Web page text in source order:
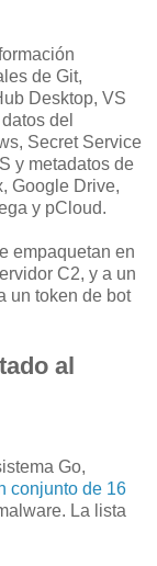
de Git,
Desktop, VS
del
Secret Service
y metadatos de
Google Drive,
y pCloud.
empaquetan en
C2, y a un
un token de bot
al
Go,
conjunto de 16
La lista